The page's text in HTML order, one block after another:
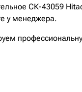
СК-43059
у менеджера.